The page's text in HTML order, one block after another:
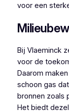
voor een
Bij Vlaeminck
voor de
Daarom
schoon gas
bronnen zoals
Het biedt